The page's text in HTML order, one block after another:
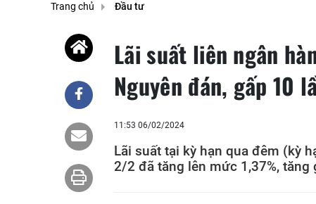
Trang chủ Đầu tư
Lãi suất liên ngân
Nguyên đán, gấp 10
11:53 06/02/2024
Lãi suất tại kỳ hạn qua đêm (kỳ
2/2 đã tăng lên mức 1,37%,